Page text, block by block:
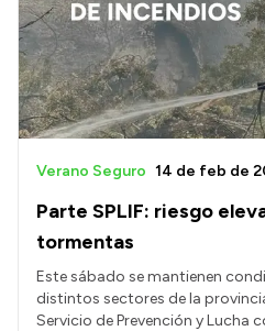
Parte SPLIF: riesgo
tormentas
Verano Seguro 14 de feb de
Este sábado se mantienen
distintos sectores de la
Servicio de Prevención y Lucha